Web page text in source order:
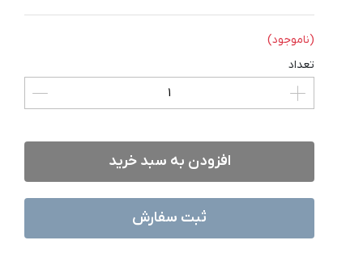
(ناموجود)
تعداد
افزودن به سبد خرید
ثبت سفارش